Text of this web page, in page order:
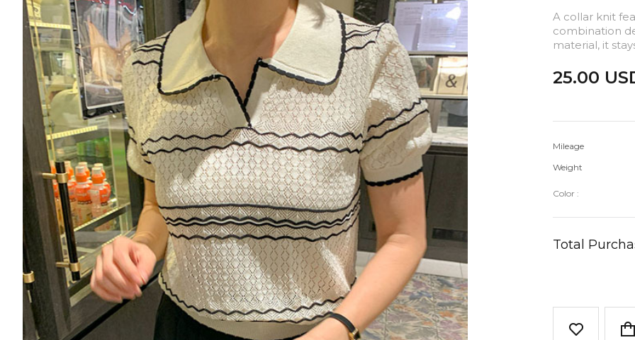
A collar knit
combination
material, it
25.00
Mileage
Weight
Color :
Total